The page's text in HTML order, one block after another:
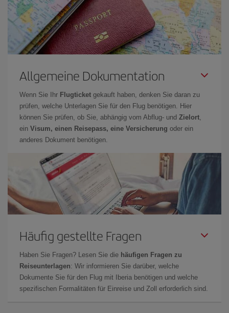
Allgemeine Dokumentation
Wenn Sie Ihr Flugticket gekauft haben, denken Sie daran zu
prüfen, welche Unterlagen Sie für den Flug benötigen. Hier
können Sie prüfen, ob Sie, abhängig vom Abflug- und Zielort,
ein Visum, einen Reisepass, eine Versicherung oder ein
anderes Dokument benötigen.
Häufig gestellte Fragen
Haben Sie Fragen? Lesen Sie die häufigen Fragen zu
Reiseunterlagen: Wir informieren Sie darüber, welche
Dokumente Sie für den Flug mit Iberia benötigen und welche
spezifischen Formalitäten für Einreise und Zoll erforderlich sind.